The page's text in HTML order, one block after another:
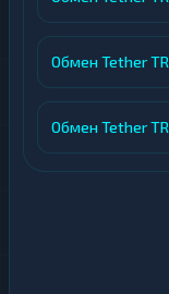
Обмен Tether
Обмен Tether